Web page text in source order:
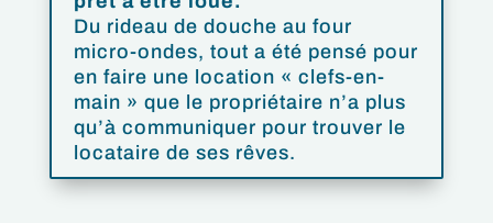
Du rideau de douche au four
micro-ondes, tout a été pensé pour
en faire une location « clefs-en-
main » que le propriétaire n’a plus
qu’à communiquer pour trouver le
locataire de ses rêves.